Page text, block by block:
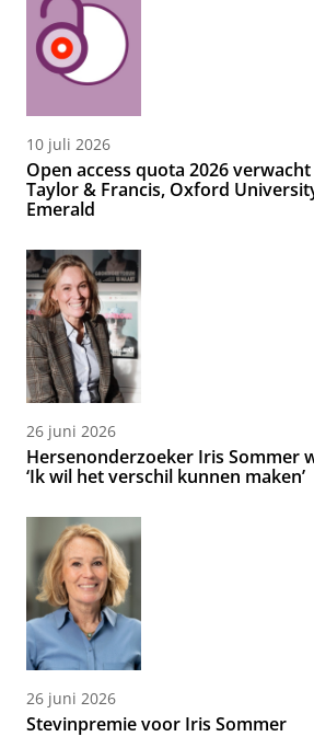
10 juli 2026
Open access quota 2026
Taylor & Francis, Oxford
Emerald
26 juni 2026
Hersenonderzoeker Iris Sommer
‘Ik wil het verschil kunnen maken’
26 juni 2026
Stevinpremie voor Iris Sommer